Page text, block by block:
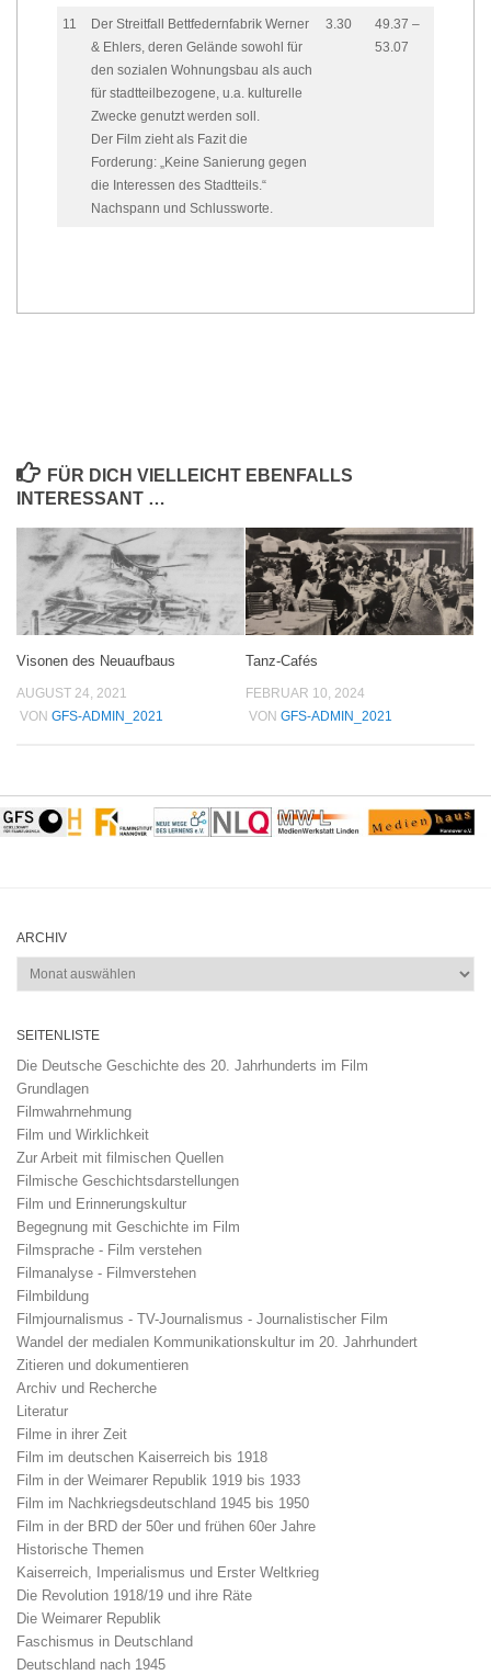
11
Der Streitfall Bettfedernfabrik Werner
& Ehlers, deren Gelände sowohl für
den sozialen Wohnungsbau als auch
für stadtteilbezogene, u.a. kulturelle
Zwecke genutzt werden soll.
Der Film zieht als Fazit die
Forderung: „Keine Sanierung gegen
die Interessen des Stadtteils.“
Nachspann und Schlussworte.
3.30
49.37 –
53.07
FÜR DICH VIELLEICHT EBENFALLS
INTERESSANT …
Visonen des Neuaufbaus
AUGUST 24, 2021
VON GFS-ADMIN_2021
Tanz-Cafés
FEBRUAR 10, 2024
VON GFS-ADMIN_2021
ARCHIV
Archiv
SEITENLISTE
Die Deutsche Geschichte des 20. Jahrhunderts im Film
Grundlagen
Filmwahrnehmung
Film und Wirklichkeit
Zur Arbeit mit filmischen Quellen
Filmische Geschichtsdarstellungen
Film und Erinnerungskultur
Begegnung mit Geschichte im Film
Filmsprache - Film verstehen
Filmanalyse - Filmverstehen
Filmbildung
Filmjournalismus - TV-Journalismus - Journalistischer Film
Wandel der medialen Kommunikationskultur im 20. Jahrhundert
Zitieren und dokumentieren
Archiv und Recherche
Literatur
Filme in ihrer Zeit
Film im deutschen Kaiserreich bis 1918
Film in der Weimarer Republik 1919 bis 1933
Film im Nachkriegsdeutschland 1945 bis 1950
Film in der BRD der 50er und frühen 60er Jahre
Historische Themen
Kaiserreich, Imperialismus und Erster Weltkrieg
Die Revolution 1918/19 und ihre Räte
Die Weimarer Republik
Faschismus in Deutschland
Deutschland nach 1945